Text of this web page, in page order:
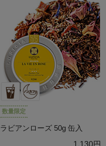
数量限定
ラビアンローズ 50g 缶入